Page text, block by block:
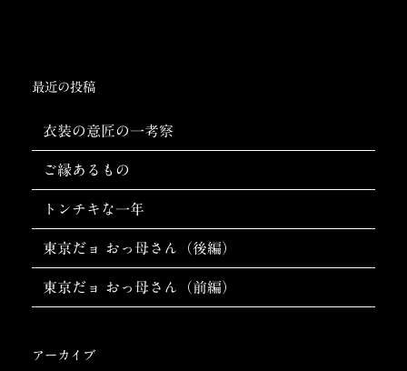
シ
最近の投稿
衣装の意匠の一考察
ご縁あるもの
トンチキな一年
東京だョ おっ母さん（後編）
東京だョ おっ母さん（前編）
アーカイブ